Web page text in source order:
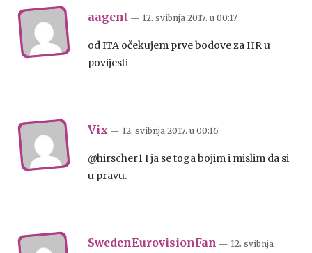
aagent — 12. svibnja 2017. u 00:17
od ITA očekujem prve bodove za HR u
povijesti
Vix — 12. svibnja 2017. u 00:16
@hirscher1 I ja se toga bojim i mislim da si
u pravu.
SwedenEurovisionFan — 12. svibnja